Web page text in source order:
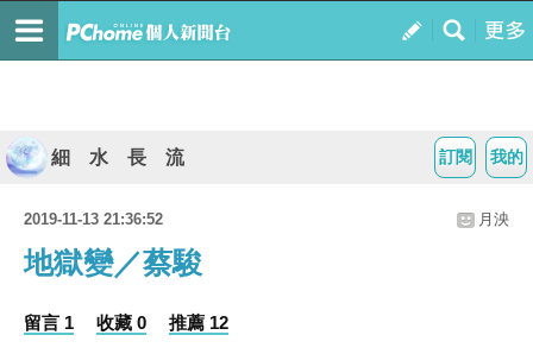
我的
訂閱
細 水 長 流
2019-11-13 21:36:52 月泱
地獄變／蔡駿
留言 1 收藏 0 推薦 12